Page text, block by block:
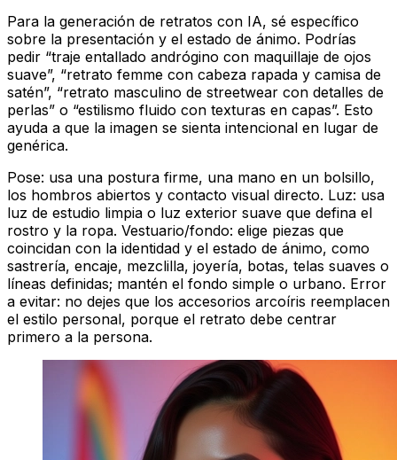
Para la generación de retratos con IA, sé específico
sobre la presentación y el estado de ánimo. Podrías
pedir “traje entallado andrógino con maquillaje de ojos
suave”, “retrato femme con cabeza rapada y camisa de
satén”, “retrato masculino de streetwear con detalles de
perlas” o “estilismo fluido con texturas en capas”. Esto
ayuda a que la imagen se sienta intencional en lugar de
genérica.
Pose: usa una postura firme, una mano en un bolsillo,
los hombros abiertos y contacto visual directo. Luz: usa
luz de estudio limpia o luz exterior suave que defina el
rostro y la ropa. Vestuario/fondo: elige piezas que
coincidan con la identidad y el estado de ánimo, como
sastrería, encaje, mezclilla, joyería, botas, telas suaves o
líneas definidas; mantén el fondo simple o urbano. Error
a evitar: no dejes que los accesorios arcoíris reemplacen
el estilo personal, porque el retrato debe centrar
primero a la persona.